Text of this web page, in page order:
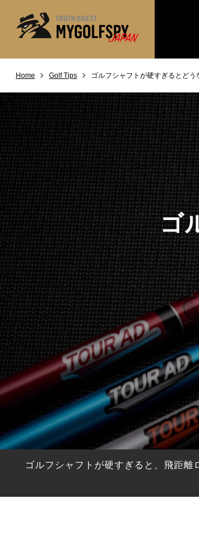
Home Golf Tips ゴルフシャフトが硬すぎるとど
ゴ
ゴルフシャフトが硬すぎると、飛距
MOST WANTED
NEW RELEASES 新製品情報
HOW TO ゴルフ上達・実践テクニック
LAB テスト・データ検証
Golf News ゴルフニュース
REVIEWS 製品レビュー
DRIVERS ドライバー
FAIRWAY WOODS フェアウェイウッド
HYBRIDS ハイブリッド
IRONS アイアン
WEDGES ウェッジ
PUTTERS パター
OTHER その他
Editor’s Picks 編集部のおすすめ
Our Team 私たちのチーム
Our Mission 私たちの使命